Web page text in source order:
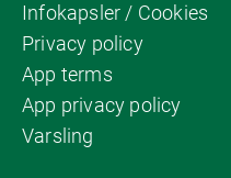
Infokapsler / Cookies
Privacy policy
App terms
App privacy policy
Varsling